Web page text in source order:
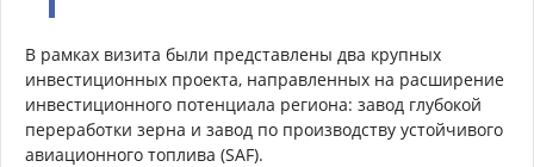
В рамках визита были представлены два крупных
инвестиционных проекта, направленных на расширение
инвестиционного потенциала региона: завод глубокой
переработки зерна и завод по производству устойчивого
авиационного топлива (SAF).